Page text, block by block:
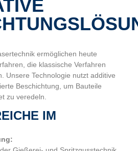
ermöglichen heute
die klassische Verfahren
Unsere Technologie nutzt additive
Beschichtung, um Bauteile
zu veredeln.
IM